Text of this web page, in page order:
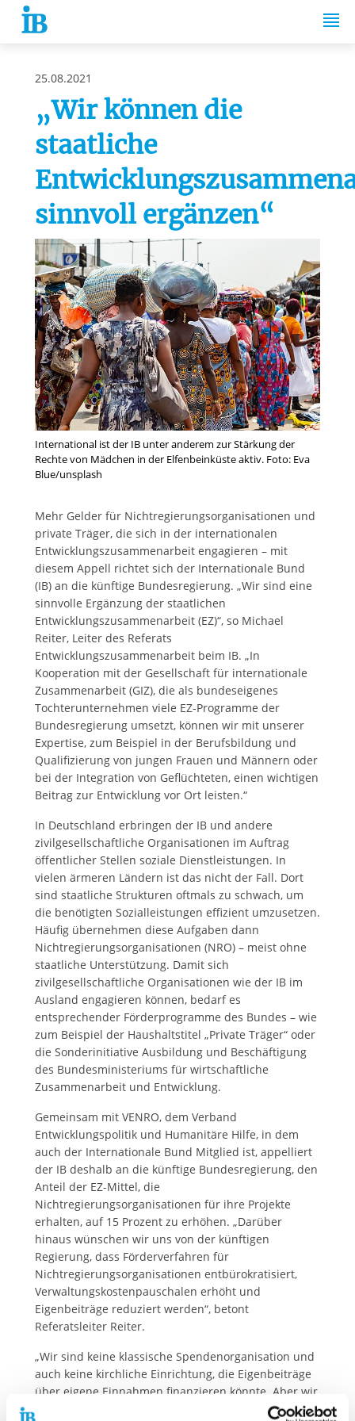
Springe zum Inhalt
25.08.2021
„Wir können die
staatliche
sinnvoll ergänzen“
International ist der IB unter anderem zur Stärkung der
Rechte von Mädchen in der Elfenbeinküste aktiv. Foto: Eva
Blue/unsplash
Mehr Gelder für Nichtregierungsorganisationen und
private Träger, die sich in der internationalen
Entwicklungszusammenarbeit engagieren – mit
diesem Appell richtet sich der Internationale Bund
(IB) an die künftige Bundesregierung. „Wir sind eine
sinnvolle Ergänzung der staatlichen
Entwicklungszusammenarbeit (EZ)“, so Michael
Reiter, Leiter des Referats
Entwicklungszusammenarbeit beim IB. „In
Kooperation mit der Gesellschaft für internationale
Zusammenarbeit (GIZ), die als bundeseigenes
Tochterunternehmen viele EZ-Programme der
Bundesregierung umsetzt, können wir mit unserer
Expertise, zum Beispiel in der Berufsbildung und
Qualifizierung von jungen Frauen und Männern oder
bei der Integration von Geflüchteten, einen wichtigen
Beitrag zur Entwicklung vor Ort leisten.“
In Deutschland erbringen der IB und andere
zivilgesellschaftliche Organisationen im Auftrag
öffentlicher Stellen soziale Dienstleistungen. In
vielen ärmeren Ländern ist das nicht der Fall. Dort
sind staatliche Strukturen oftmals zu schwach, um
die benötigten Sozialleistungen effizient umzusetzen.
Häufig übernehmen diese Aufgaben dann
Nichtregierungsorganisationen (NRO) – meist ohne
staatliche Unterstützung. Damit sich
zivilgesellschaftliche Organisationen wie der IB im
Ausland engagieren können, bedarf es
entsprechender Förderprogramme des Bundes – wie
zum Beispiel der Haushaltstitel „Private Träger“ oder
die Sonderinitiative Ausbildung und Beschäftigung
des Bundesministeriums für wirtschaftliche
Zusammenarbeit und Entwicklung.
Gemeinsam mit VENRO, dem Verband
Entwicklungspolitik und Humanitäre Hilfe, in dem
auch der Internationale Bund Mitglied ist, appelliert
der IB deshalb an die künftige Bundesregierung, den
Anteil der EZ-Mittel, die
Nichtregierungsorganisationen für ihre Projekte
erhalten, auf 15 Prozent zu erhöhen. „Darüber
hinaus wünschen wir uns von der künftigen
Regierung, dass Förderverfahren für
Nichtregierungsorganisationen entbürokratisiert,
Verwaltungskostenpauschalen erhöht und
Eigenbeiträge reduziert werden“, betont
Referatsleiter Reiter.
„Wir sind keine klassische Spendenorganisation und
auch keine kirchliche Einrichtung, die Eigenbeiträge
über eigene Einnahmen finanzieren könnte. Aber wir
können unsere Stärken ausspielen. Als einer der